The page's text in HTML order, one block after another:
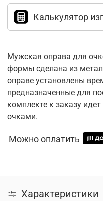
Калькулятор
Мужская оправа для
формы сделана из
оправе установлены
предназначенные для
комплекте к заказу
очками.
Можно оплатить
Характеристики